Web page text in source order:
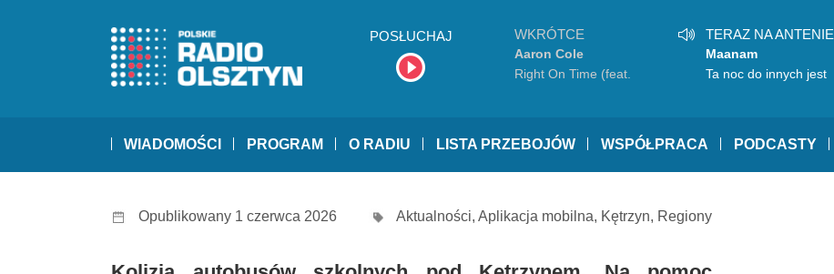
POSŁUCHAJ WKRÓTCE
Aaron Cole
Right On Time (feat.
TERAZ NA ANTENIE
Maanam
Ta noc do innych jest
WIADOMOŚCI PROGRAM O RADIU LISTA PRZEBOJÓW WSPÓŁPRACA PODCASTY
Opublikowany 1 czerwca 2026 Aktualności, Aplikacja mobilna, Kętrzyn, Regiony